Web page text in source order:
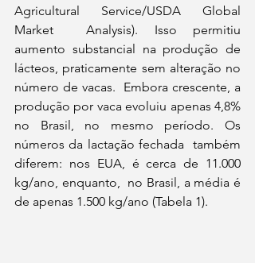
Agricultural Service/USDA Global
Market  Analysis). Isso permitiu
aumento substancial na produção de
lácteos, praticamente sem alteração no
número de vacas.  Embora crescente, a
produção por vaca evoluiu apenas 4,8%
no Brasil, no mesmo período. Os
números da lactação fechada  também
diferem: nos EUA, é cerca de 11.000
kg/ano, enquanto,  no Brasil, a média é
de apenas 1.500 kg/ano (Tabela 1).